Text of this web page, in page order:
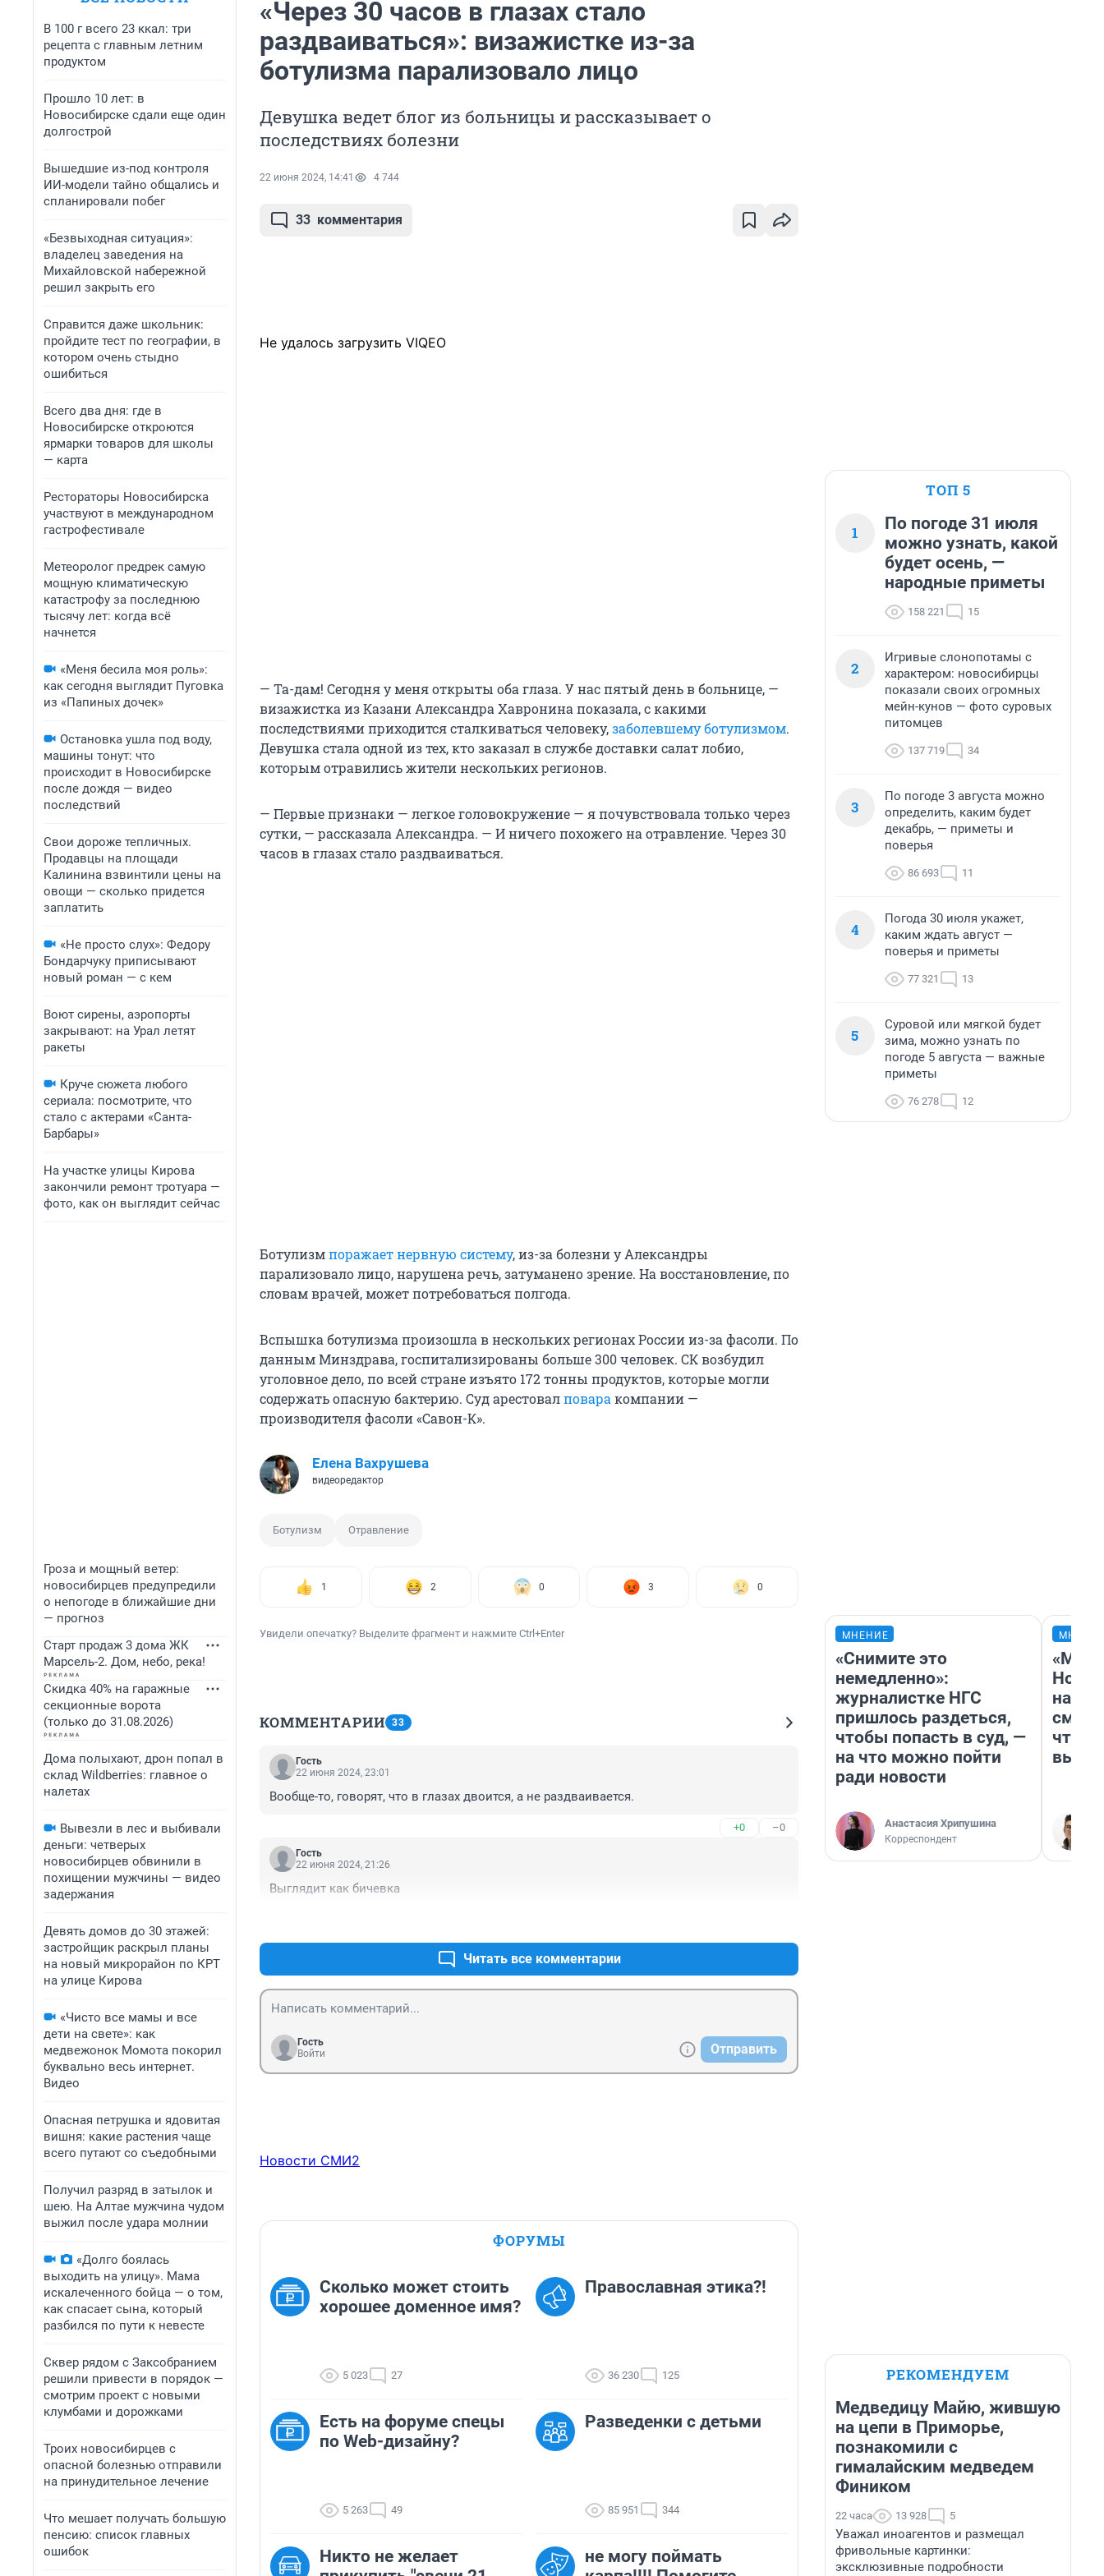
В 100 г всего 23 ккал: три
рецепта с главным летним
продуктом
Прошло 10 лет: в
Новосибирске сдали еще один
долгострой
Вышедшие из-под контроля
ИИ-модели тайно общались и
спланировали побег
«Безвыходная ситуация»:
владелец заведения на
Михайловской набережной
решил закрыть его
Справится даже школьник:
пройдите тест по географии, в
котором очень стыдно
ошибиться
Всего два дня: где в
Новосибирске откроются
ярмарки товаров для школы
— карта
Рестораторы Новосибирска
участвуют в международном
гастрофестивале
Метеоролог предрек самую
мощную климатическую
катастрофу за последнюю
тысячу лет: когда всё
начнется
«Меня бесила моя роль»:
как сегодня выглядит Пуговка
из «Папиных дочек»
Остановка ушла под воду,
машины тонут: что
происходит в Новосибирске
после дождя — видео
последствий
Свои дороже тепличных.
Продавцы на площади
Калинина взвинтили цены на
овощи — сколько придется
заплатить
«Не просто слух»: Федору
Бондарчуку приписывают
новый роман — с кем
Воют сирены, аэропорты
закрывают: на Урал летят
ракеты
Круче сюжета любого
сериала: посмотрите, что
стало с актерами «Санта-
Барбары»
На участке улицы Кирова
закончили ремонт тротуара —
фото, как он выглядит сейчас
Гроза и мощный ветер:
новосибирцев предупредили
о непогоде в ближайшие дни
— прогноз
Старт продаж 3 дома ЖК
Марсель-2. Дом, небо, река!
Скидка 40% на гаражные
секционные ворота
(только до 31.08.2026)
Дома полыхают, дрон попал в
склад Wildberries: главное о
налетах
Вывезли в лес и выбивали
деньги: четверых
новосибирцев обвинили в
похищении мужчины — видео
задержания
Девять домов до 30 этажей:
застройщик раскрыл планы
на новый микрорайон по КРТ
на улице Кирова
«Чисто все мамы и все
дети на свете»: как
медвежонок Момота покорил
буквально весь интернет.
Видео
Опасная петрушка и ядовитая
вишня: какие растения чаще
всего путают со съедобными
Получил разряд в затылок и
шею. На Алтае мужчина чудом
выжил после удара молнии
«Долго боялась
выходить на улицу». Мама
искалеченного бойца — о том,
как спасает сына, который
разбился по пути к невесте
Сквер рядом с Заксобранием
решили привести в порядок —
смотрим проект с новыми
клумбами и дорожками
Троих новосибирцев с
опасной болезнью отправили
на принудительное лечение
Что мешает получать большую
пенсию: список главных
ошибок
«Через 30 часов в глазах стало
раздваиваться»: визажистке из-за
ботулизма парализовало лицо
Девушка ведет блог из больницы и рассказывает о
последствиях болезни
22 июня 2024, 14:41 4 744
33 комментария
Не удалось загрузить VIQEO
— Та-дам! Сегодня у меня открыты оба глаза. У нас пятый день в больнице, —
визажистка из Казани Александра Хавронина показала, с какими
последствиями приходится сталкиваться человеку,заболевшему ботулизмом.
Девушка стала одной из тех, кто заказал в службе доставки салат лобио,
которым отравились жители нескольких регионов.
— Первые признаки — легкое головокружение — я почувствовала только через
сутки, — рассказала Александра. — И ничего похожего на отравление. Через 30
часов в глазах стало раздваиваться.
Ботулизмпоражает нервную систему, из-за болезни у Александры
парализовало лицо, нарушена речь, затуманено зрение. На восстановление, по
словам врачей, может потребоваться полгода.
Вспышка ботулизма произошла в нескольких регионах России из-за фасоли. По
данным Минздрава, госпитализированы больше 300 человек. СК возбудил
уголовное дело, по всей стране изъято 172 тонны продуктов, которые могли
содержать опасную бактерию. Суд арестовалповара компании —
производителя фасоли «Савон-К».
Елена Вахрушева
видеоредактор
Ботулизм Отравление
1 2 0 3 0
Увидели опечатку? Выделите фрагмент и нажмите Ctrl+Enter
КОММЕНТАРИИ 33
Гость
22 июня 2024, 23:01
Вообще-то, говорят, что в глазах двоится, а не раздваивается.
+0 –0
Гость
22 июня 2024, 21:26
Выглядит как бичевка
Читать все комментарии
Гость
Войти
Отправить
Новости СМИ2
ФОРУМЫ
Сколько может стоить
хорошее доменное имя?
5 023 27
Православная этика?!
36 230 125
Есть на форуме спецы
по Web-дизайну?
5 263 49
Разведенки с детьми
85 951 344
Никто не желает
не могу поймать
ТОП 5
1
По погоде 31 июля
можно узнать, какой
будет осень, —
народные приметы
158 221 15
2
Игривые слонопотамы с
характером: новосибирцы
показали своих огромных
мейн-кунов — фото суровых
питомцев
137 719 34
3
По погоде 3 августа можно
определить, каким будет
декабрь, — приметы и
поверья
86 693 11
4
Погода 30 июля укажет,
каким ждать август —
поверья и приметы
77 321 13
5
Суровой или мягкой будет
зима, можно узнать по
погоде 5 августа — важные
приметы
76 278 12
МНЕНИЕ
«Снимите это
немедленно»:
журналистке НГС
пришлось раздеться,
чтобы попасть в суд, —
на что можно пойти
ради новости
Анастасия Хрипушина
Корреспондент
«Мы
РЕКОМЕНДУЕМ
Медведицу Майю, жившую
на цепи в Приморье,
познакомили с
гималайским медведем
Фиником
22 часа 13 928 5
Уважал иноагентов и размещал
фривольные картинки:
эксклюзивные подробности